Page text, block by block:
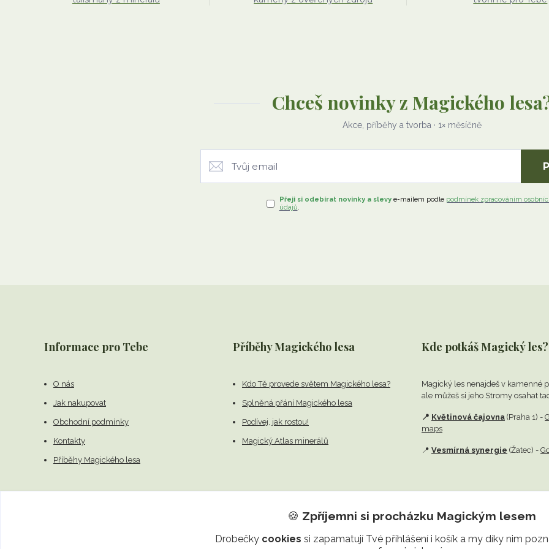
Chceš novinky z Magického
Akce, příběhy a tvorba · 1× měsíčně
Přeji si odebírat novinky a slevy e-mailem podle podmínek zpracováním
údajů.
Informace pro Tebe
O nás
Jak nakupovat
Obchodní podmínky
Kontakty
Příběhy Magického lesa
Příběhy Magického lesa
Kdo Tě provede světem Magického lesa?
Splněná přání Magického lesa
Podívej, jak rostou!
Magický Atlas minerálů
Kde potkáš Magický les?
Magický les nenajdeš v kamenné
ale můžeš si jeho Stromy osahat
📍 Květinová čajovna (Praha 1) -
maps
📍 Vesmírná synergie (Žatec) -
🍪 Zpříjemni si procházku Magickým lesem
Drobečky cookies si zapamatují Tvé přihlášení i košík a my díky nim